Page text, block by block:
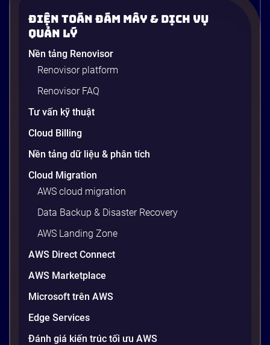
Một vấn đề cực kỳ quen thuộc trong ngành phần
mềm: developer viết xong code, chạy ngon lành trên
máy cá nhân, nhưng khi đẩy lên server production
thì toàn lỗi. Lý do? Sự khác biệt về phiên bản thư
viện, cấu hình OS, biến môi trường – những thứ
20 phút
Generative AI là gì? Giải thích đơn giản
và ứng dụng cho doanh nghiệp Việt
Nam 2026
Gần đây, bạn có thể nghe đến thuật ngữ “Generative
Điện Toán Đám Mây & Dịch Vụ
Quản Lý
Nền tảng Renovisor
Renovisor platform
Renovisor FAQ
Tư vấn kỹ thuật
Cloud Billing
Nền tảng dữ liệu & phân tích
Cloud Migration
AWS cloud migration
Data Backup & Disaster Recovery
AWS Landing Zone
AWS Direct Connect
AWS Marketplace
Microsoft trên AWS
Edge Services
Đánh giá kiến trúc tối ưu AWS